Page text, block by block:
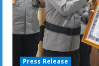
Press Release